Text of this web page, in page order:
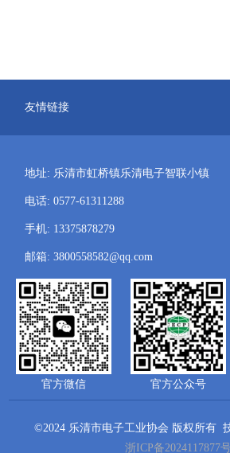
友情链接
地址: 乐清市虹桥镇乐清电子智联小镇
电话: 0577-61311288
手机: 13375878279
邮箱: 3800558582@qq.com
官方微信 官方公众号
©2024 乐清市电子工业协会 版权所有
浙ICP备2024117877